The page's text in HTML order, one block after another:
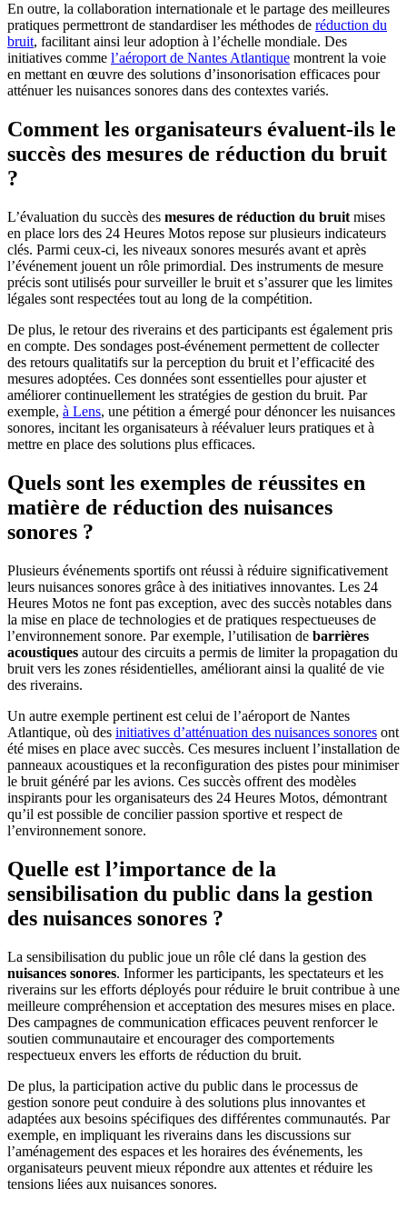
En outre, la collaboration internationale et le partage des meilleures
pratiques permettront de standardiser les méthodes de réduction du
bruit, facilitant ainsi leur adoption à l’échelle mondiale. Des
initiatives comme l’aéroport de Nantes Atlantique montrent la voie
en mettant en œuvre des solutions d’insonorisation efficaces pour
atténuer les nuisances sonores dans des contextes variés.
Comment les organisateurs évaluent-ils le
succès des mesures de réduction du bruit
?
L’évaluation du succès des mesures de réduction du bruit mises
en place lors des 24 Heures Motos repose sur plusieurs indicateurs
clés. Parmi ceux-ci, les niveaux sonores mesurés avant et après
l’événement jouent un rôle primordial. Des instruments de mesure
précis sont utilisés pour surveiller le bruit et s’assurer que les limites
légales sont respectées tout au long de la compétition.
De plus, le retour des riverains et des participants est également pris
en compte. Des sondages post-événement permettent de collecter
des retours qualitatifs sur la perception du bruit et l’efficacité des
mesures adoptées. Ces données sont essentielles pour ajuster et
améliorer continuellement les stratégies de gestion du bruit. Par
exemple, à Lens, une pétition a émergé pour dénoncer les nuisances
sonores, incitant les organisateurs à réévaluer leurs pratiques et à
mettre en place des solutions plus efficaces.
Quels sont les exemples de réussites en
matière de réduction des nuisances
sonores ?
Plusieurs événements sportifs ont réussi à réduire significativement
leurs nuisances sonores grâce à des initiatives innovantes. Les 24
Heures Motos ne font pas exception, avec des succès notables dans
la mise en place de technologies et de pratiques respectueuses de
l’environnement sonore. Par exemple, l’utilisation de barrières
acoustiques autour des circuits a permis de limiter la propagation du
bruit vers les zones résidentielles, améliorant ainsi la qualité de vie
des riverains.
Un autre exemple pertinent est celui de l’aéroport de Nantes
Atlantique, où des initiatives d’atténuation des nuisances sonores ont
été mises en place avec succès. Ces mesures incluent l’installation de
panneaux acoustiques et la reconfiguration des pistes pour minimiser
le bruit généré par les avions. Ces succès offrent des modèles
inspirants pour les organisateurs des 24 Heures Motos, démontrant
qu’il est possible de concilier passion sportive et respect de
l’environnement sonore.
Quelle est l’importance de la
sensibilisation du public dans la gestion
des nuisances sonores ?
La sensibilisation du public joue un rôle clé dans la gestion des
nuisances sonores. Informer les participants, les spectateurs et les
riverains sur les efforts déployés pour réduire le bruit contribue à une
meilleure compréhension et acceptation des mesures mises en place.
Des campagnes de communication efficaces peuvent renforcer le
soutien communautaire et encourager des comportements
respectueux envers les efforts de réduction du bruit.
De plus, la participation active du public dans le processus de
gestion sonore peut conduire à des solutions plus innovantes et
adaptées aux besoins spécifiques des différentes communautés. Par
exemple, en impliquant les riverains dans les discussions sur
l’aménagement des espaces et les horaires des événements, les
organisateurs peuvent mieux répondre aux attentes et réduire les
tensions liées aux nuisances sonores.